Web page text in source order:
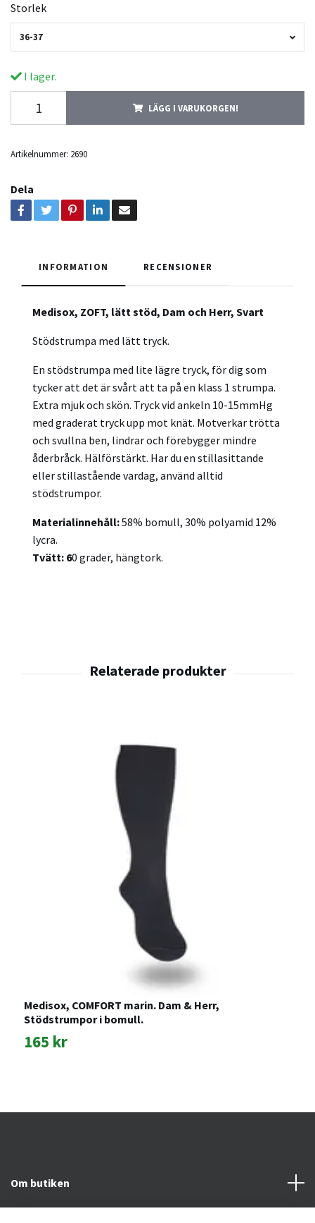
Storlek
36-37
I lager.
LÄGG I VARUKORGEN!
Artikelnummer: 2690
Dela
INFORMATION RECENSIONER
Medisox, ZOFT, lätt stöd, Dam och Herr, Svart
Stödstrumpa med lätt tryck.
En stödstrumpa med lite lägre tryck, för dig som
tycker att det är svårt att ta på en klass 1 strumpa.
Extra mjuk och skön. Tryck vid ankeln 10-15mmHg
med graderat tryck upp mot knät. Motverkar trötta
och svullna ben, lindrar och förebygger mindre
åderbråck. Hälförstärkt. Har du en stillasittande
eller stillastående vardag, använd alltid
stödstrumpor.
Materialinnehåll:58% bomull, 30% polyamid 12%
lycra.
Tvätt: 60 grader, hängtork.
Medisox, COMFORT marin. Dam & Herr,
Stödstrumpor i bomull.
165 kr
Om butiken